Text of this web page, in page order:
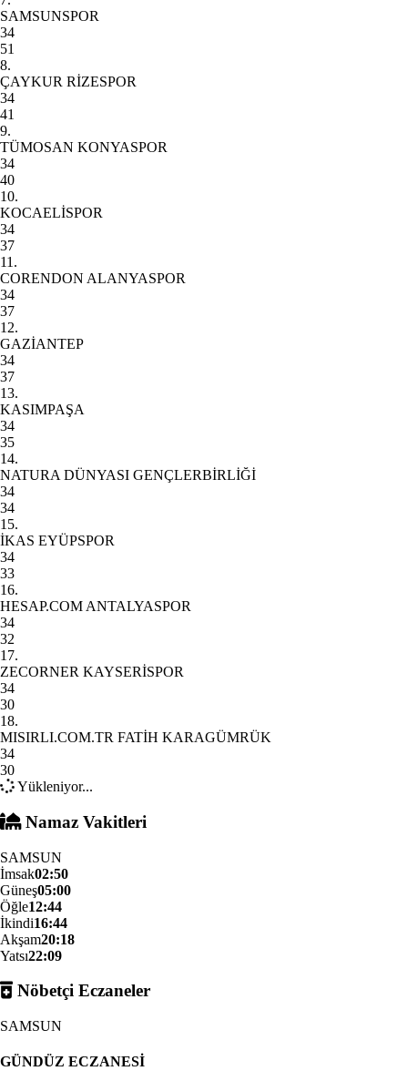
SAMSUNSPOR
34
51
8.
ÇAYKUR RİZESPOR
34
41
9.
TÜMOSAN KONYASPOR
34
40
10.
KOCAELİSPOR
34
37
11.
CORENDON ALANYASPOR
34
37
12.
GAZİANTEP
34
37
13.
KASIMPAŞA
34
35
14.
NATURA DÜNYASI GENÇLERBİRLİĞİ
34
34
15.
İKAS EYÜPSPOR
34
33
16.
HESAP.COM ANTALYASPOR
34
32
17.
ZECORNER KAYSERİSPOR
34
30
18.
MISIRLI.COM.TR FATİH KARAGÜMRÜK
34
30
Yükleniyor...
Namaz Vakitleri
SAMSUN
İmsak02:50
Güneş05:00
Öğle12:44
İkindi16:44
Akşam20:18
Yatsı22:09
Nöbetçi Eczaneler
SAMSUN
GÜNDÜZ ECZANESİ